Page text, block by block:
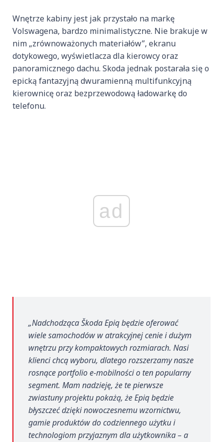
Wnętrze kabiny jest jak przystało na markę
Volswagena, bardzo minimalistyczne. Nie brakuje w
nim „zrównoważonych materiałów”, ekranu
dotykowego, wyświetlacza dla kierowcy oraz
panoramicznego dachu. Skoda jednak postarała się o
epicką fantazyjną dwuramienną multifunkcyjną
kierownicę oraz bezprzewodową ładowarkę do
telefonu.
ad
„Nadchodząca Škoda Epiq będzie oferować
wiele samochodów w atrakcyjnej cenie i dużym
wnętrzu przy kompaktowych rozmiarach. Nasi
klienci chcą wyboru, dlatego rozszerzamy nasze
rosnące portfolio e-mobilności o ten popularny
segment. Mam nadzieję, że te pierwsze
zwiastuny projektu pokażą, że Epiq będzie
błyszczeć dzięki nowoczesnemu wzornictwu,
gamie produktów do codziennego użytku i
technologiom przyjaznym dla użytkownika – a